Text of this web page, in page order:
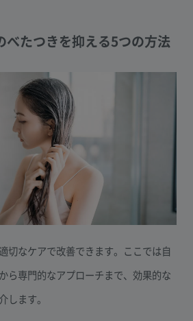
べたつきを抑える5つの方法
切なケアで改善できます。ここでは自
ら専門的なアプローチまで、効果的な
します。